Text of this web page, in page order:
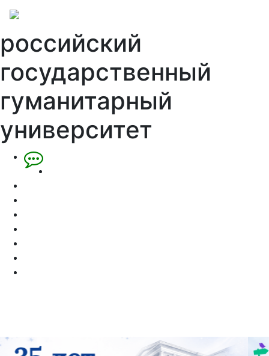
российский
государственный
гуманитарный
университет